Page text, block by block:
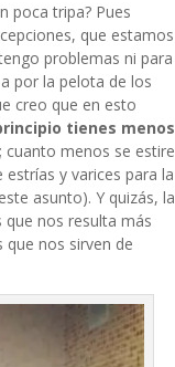
poca tripa? Pues
que estamos
problemas ni para
por la pelota de los
creo que en esto
tienes menos
; cuanto menos se estire
y varices para la
asunto). Y quizás, la
nos resulta más
nos sirven de